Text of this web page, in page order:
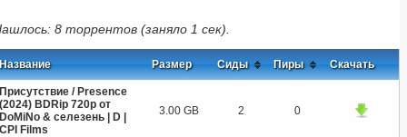
8 торрентов (заняло 1 сек).
Название Размер Сиды Пиры Скачать
Присутствие / Presence
(2024) BDRip 720p от
DoMiNo & селезень | D |
CPI Films
3.00 GB 2 0